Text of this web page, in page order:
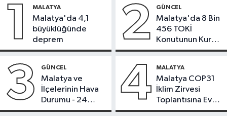
1 MALATYA
Malatya'da 4,1
büyüklüğünde
deprem
2 GÜNCEL
Malatya'da 8 Bin
456 TOKİ
Konutunun Kurası
Bugün Çekiliyor
3 GÜNCEL
Malatya ve
İlçelerinin Hava
Durumu - 24
Temmuz 2026
4 MALATYA
Malatya COP31
İklim Zirvesi
Toplantısına Ev
Sahipliği Yaptı